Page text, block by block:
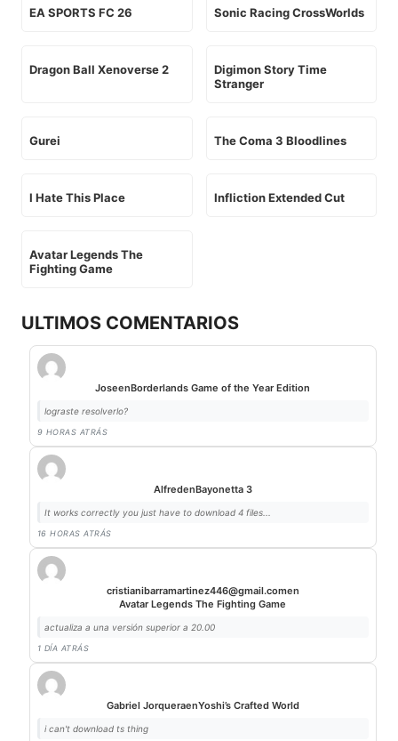
EA SPORTS FC 26 Sonic Racing CrossWorlds
Dragon Ball Xenoverse 2
Digimon Story Time
Stranger
Gurei The Coma 3 Bloodlines
I Hate This Place Infliction Extended Cut
Avatar Legends The
Fighting Game
ULTIMOS COMENTARIOS
JoseenBorderlands Game of the Year Edition
lograste resolverlo?
9 HORAS ATRÁS
AlfredenBayonetta 3
It works correctly you just have to download 4 files...
16 HORAS ATRÁS
cristianibarramartinez446@gmail.comen
Avatar Legends The Fighting Game
actualiza a una versión superior a 20.00
1 DÍA ATRÁS
Gabriel JorqueraenYoshi’s Crafted World
i can't download ts thing